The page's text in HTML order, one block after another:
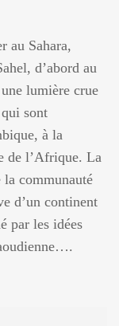
au Sahara,
d’abord au
lumière crue
sont
à la
de l’Afrique. La
communauté
d’un continent
par les idées